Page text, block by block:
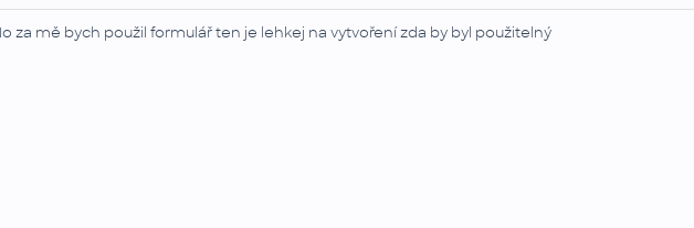
za mě bych použil formulář ten je lehkej na vytvoření zda by byl použitelný